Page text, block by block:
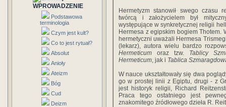
WPROWADZENIE
Podstawowa
terminologia
Czym jest kult?
Co to jest rytuał?
Absolut
Anioły
Ateizm
Bóg
Cud
Deizm
Hermetyzm stanowił swego czasu
twórcą i założycielem był
występujące w synkretycznej religii
Hermesa z egipskim bogiem Thotem.
hermetyczni uważali Hermesa
(lekarz), autora wielu bardzo
Hermeticum oraz tzw. Tablicy
Hermeticum, jak i Tablica
W nauce ukształtowały się dwa
go w prostej linii z Egiptu, drugi - z
jest historyk religii, Richard
Praca tego ostatniego jest
znakomitego źródłowego dzieła R.